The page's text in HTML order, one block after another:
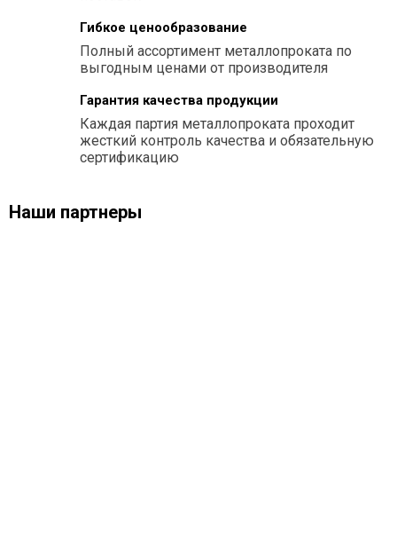
Гибкое ценообразование
Полный ассортимент металлопроката по
выгодным ценами от производителя
Гарантия качества продукции
Каждая партия металлопроката проходит
жесткий контроль качества и обязательную
сертификацию
Наши партнеры